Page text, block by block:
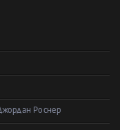
Роснер